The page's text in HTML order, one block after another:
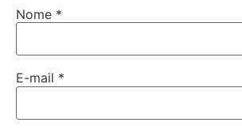
Nome *
E-mail *